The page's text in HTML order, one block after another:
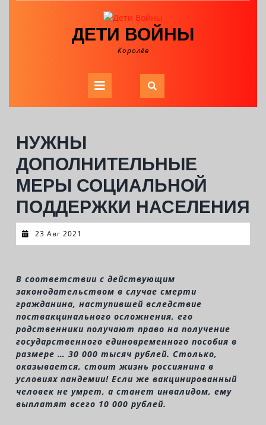
ДЕТИ ВОЙНЫ
Королёв
Open
Button
НУЖНЫ
ДОПОЛНИТЕЛЬНЫЕ
МЕРЫ СОЦИАЛЬНОЙ
ПОДДЕРЖКИ НАСЕЛЕНИЯ
23 Авг 2021
Авг
В соответствии с действующим
законодательством в случае смерти
гражданина, наступившей вследствие
поствакцинального осложнения, его
родственники получают право на получение
государственного единовременного пособия в
размере … 30 000 тысяч рублей. Столько,
оказывается, стоит жизнь россиянина в
условиях пандемии! Если же вакцинированный
человек не умрет, а станет инвалидом, ему
выплатят всего 10 000 рублей.